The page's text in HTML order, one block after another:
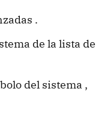
.
de la lista de
del sistema ,